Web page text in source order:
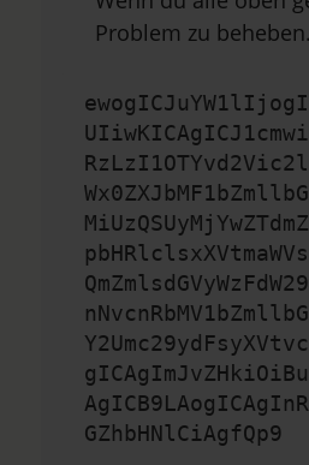
Problem zu
GZhbHNlCiAgfQp9